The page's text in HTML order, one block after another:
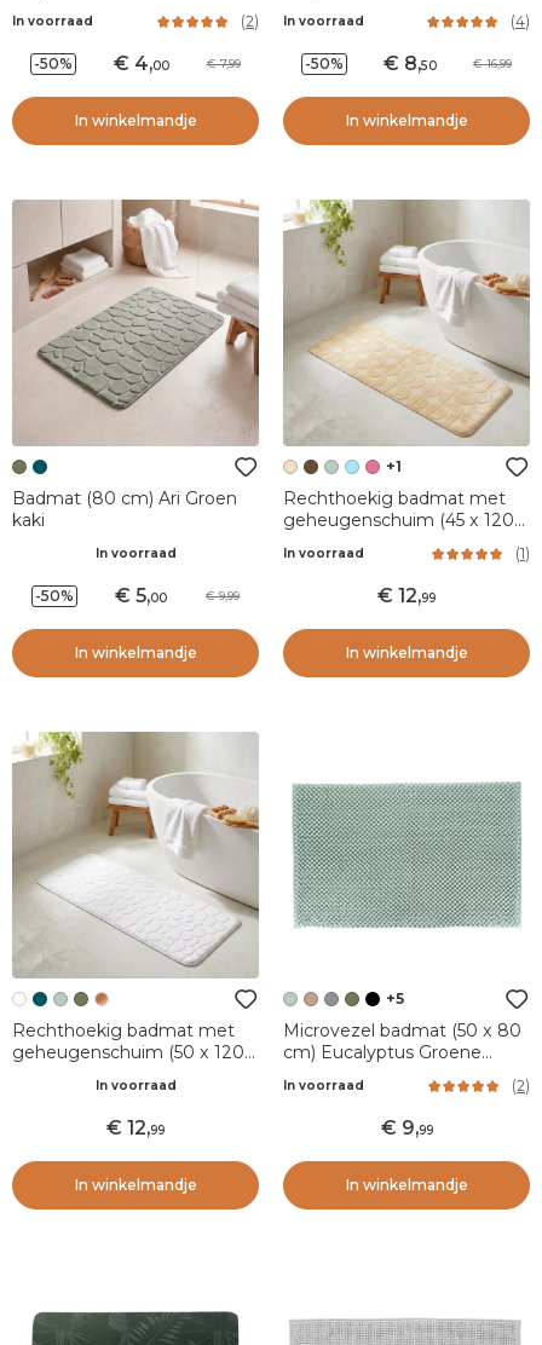
In voorraad (2)
-50% 4,00 7,99
In winkelmandje
In voorraad (4)
-50% 8,50 16,99
In winkelmandje
Badmat (80 cm) Ari Groen
kaki
In voorraad
-50% 5,00 9,99
In winkelmandje
+1
Rechthoekig badmat met
geheugenschuim (45 x 120
In voorraad (1)
12,99
In winkelmandje
Rechthoekig badmat met
geheugenschuim (50 x 120
In voorraad
12,99
In winkelmandje
+5
Microvezel badmat (50 x 80
cm) Eucalyptus Groene
In voorraad (2)
9,99
In winkelmandje